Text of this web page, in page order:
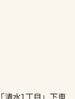
清水1丁目」下車